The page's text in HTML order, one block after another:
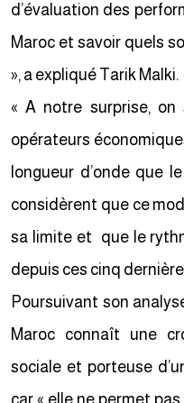
d’évaluation des
Maroc et savoir quels
», a expliqué Tarik Malki.
« A notre surprise,
opérateurs
longueur d’onde que
considèrent que ce
sa limite et que le
depuis ces cinq
Poursuivant son
Maroc connaît une
sociale et porteuse
car « elle ne permet